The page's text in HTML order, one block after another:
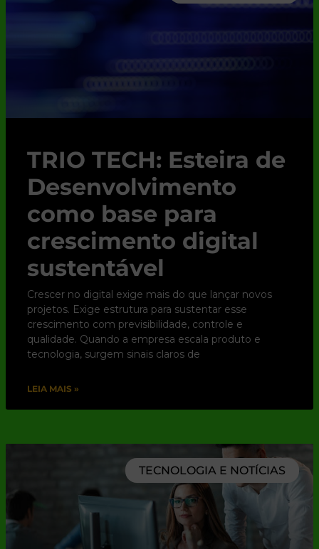
TRIO TECH: Esteira de
Desenvolvimento
como base para
crescimento digital
sustentável
Crescer no digital exige mais do que lançar novos
projetos. Exige estrutura para sustentar esse
crescimento com previsibilidade, controle e
qualidade. Quando a empresa escala produto e
tecnologia, surgem sinais claros de
LEIA MAIS »
TECNOLOGIA E NOTÍCIAS